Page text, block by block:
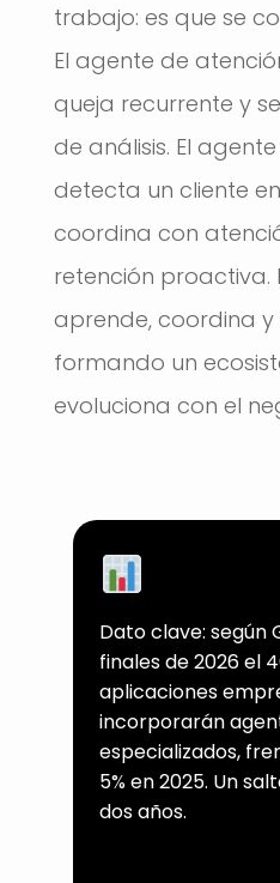
trabajo: es que se
El agente de
queja recurrente y
de análisis. El
detecta un cliente
coordina con
retención proactiva.
aprende, coordina
formando un
evoluciona con el
Dato clave: según
finales de 2026 el
aplicaciones
incorporarán
especializados,
5% en 2025. Un
dos años.